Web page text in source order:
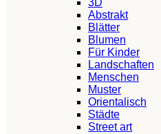
Abstrakt
Blätter
Blumen
Für Kinder
Landschaften
Menschen
Muster
Orientalisch
Städte
Street art